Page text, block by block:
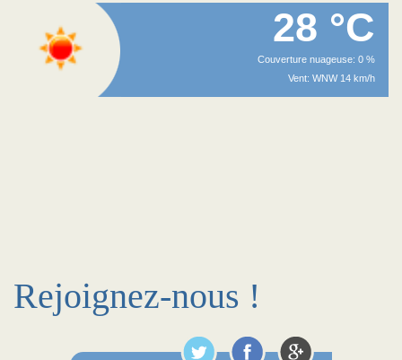
28 °C
Couverture nuageuse: 0 %
Vent: WNW 14 km/h
Rejoignez-nous !